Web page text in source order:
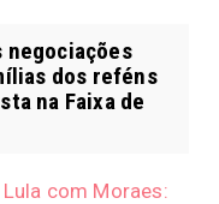
negociações
dos reféns
na Faixa de
com Moraes: